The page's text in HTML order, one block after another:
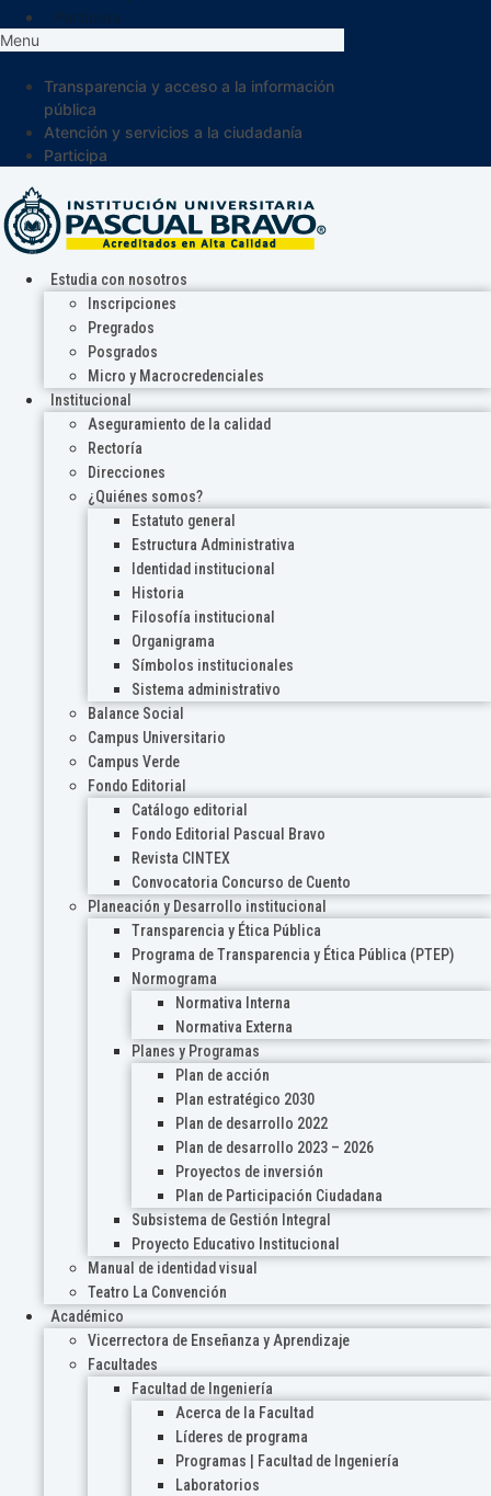
Menu
Transparencia y acceso a la información
pública
Atención y servicios a la ciudadanía
Participa
Estudia con nosotros
Inscripciones
Pregrados
Posgrados
Micro y Macrocredenciales
Institucional
Aseguramiento de la calidad
Rectoría
Direcciones
¿Quiénes somos?
Estatuto general
Estructura Administrativa
Identidad institucional
Historia
Filosofía institucional
Organigrama
Símbolos institucionales
Sistema administrativo
Balance Social
Campus Universitario
Campus Verde
Fondo Editorial
Catálogo editorial
Fondo Editorial Pascual Bravo
Revista CINTEX
Convocatoria Concurso de Cuento
Planeación y Desarrollo institucional
Transparencia y Ética Pública
Programa de Transparencia y Ética Pública (PTEP)
Normograma
Normativa Interna
Normativa Externa
Planes y Programas
Plan de acción
Plan estratégico 2030
Plan de desarrollo 2022
Plan de desarrollo 2023 – 2026
Proyectos de inversión
Plan de Participación Ciudadana
Subsistema de Gestión Integral
Proyecto Educativo Institucional
Manual de identidad visual
Teatro La Convención
Académico
Vicerrectora de Enseñanza y Aprendizaje
Facultades
Facultad de Ingeniería
Acerca de la Facultad
Líderes de programa
Programas | Facultad de Ingeniería
Laboratorios